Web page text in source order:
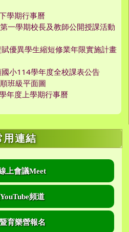
學期行事曆
一學期校長及教師公開授課活動
優異學生縮短修業年限實施計畫
小114學年度全校課表公告
班級平面圖
年度上學期行事曆
用連結
上會議Meet
頻道
育樂營報名